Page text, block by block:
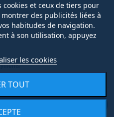
cookies et ceux de tiers pour
des publicités liées à
habitudes de navigation.
à son utilisation, appuyez
les cookies
TOUT